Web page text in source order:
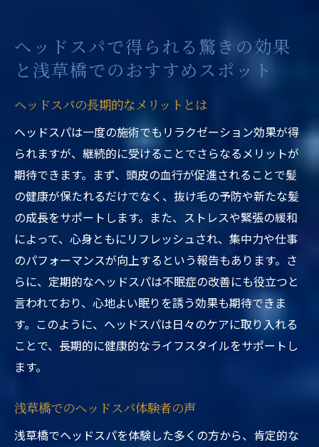
ヘッドスパで得られる驚きの効果
と浅草橋でのおすすめスポット
ヘッドスパの長期的なメリットとは
ヘッドスパは一度の施術でもリラクゼーション効果が得
られますが、継続的に受けることでさらなるメリットが
期待できます。まず、頭皮の血行が促進されることで髪
の健康が保たれるだけでなく、抜け毛の予防や新たな髪
の成長をサポートします。また、ストレスや緊張の緩和
によって、心身ともにリフレッシュされ、集中力や仕事
のパフォーマンスが向上するという報告もあります。さ
らに、定期的なヘッドスパは不眠症の改善にも役立つと
言われており、心地よい眠りを誘う効果も期待できま
す。このように、ヘッドスパは日々のケアに取り入れる
ことで、長期的に健康的なライフスタイルをサポートし
ます。
浅草橋でのヘッドスパ体験者の声
浅草橋でヘッドスパを体験した多くの方から、肯定的な